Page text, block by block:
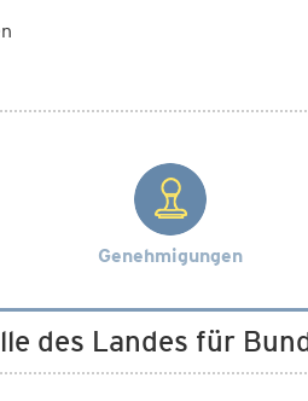
Genehmigungen
des Landes für